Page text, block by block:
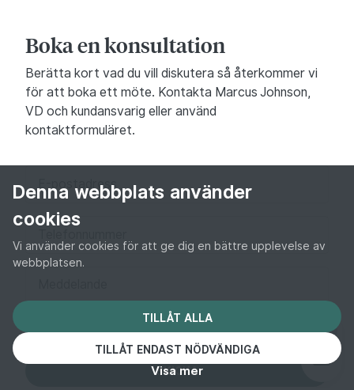
Denna webbplats använder
cookies
Vi använder cookies för att ge dig en bättre upplevelse av
webbplatsen.
TILLÅT ALLA
TILLÅT ENDAST NÖDVÄNDIGA
Visa mer
Boka en konsultation
Berätta kort vad du vill diskutera så återkommer vi
för att boka ett möte. Kontakta Marcus Johnson,
VD och kundansvarig eller använd
kontaktformuläret.
E-postadress
SKICKA